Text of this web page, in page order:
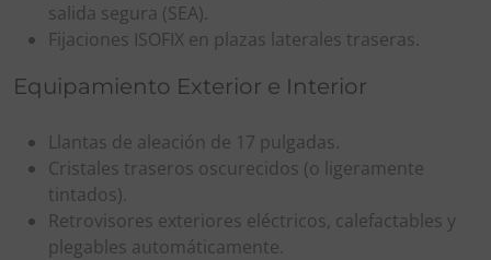
salida segura (SEA).
Fijaciones ISOFIX en plazas laterales traseras.
Equipamiento Exterior e Interior
Llantas de aleación de 17 pulgadas.
Cristales traseros oscurecidos (o ligeramente
tintados).
Retrovisores exteriores eléctricos, calefactables y
plegables automáticamente.